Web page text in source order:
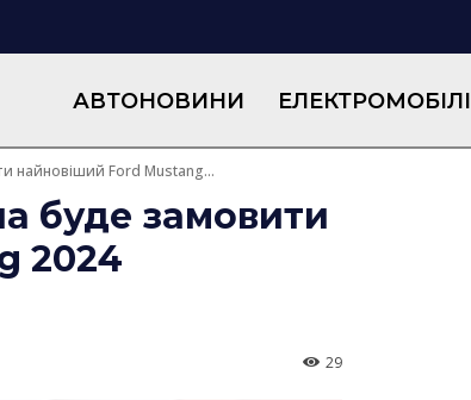
АВТОНОВИНИ ЕЛЕКТРОМОБІЛІ
найновіший Ford Mustang...
буде замовити
2024
29